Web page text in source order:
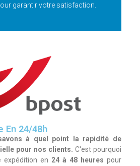
garantir votre satisfaction.
En 24/48h
à quel point la rapidité de
pour nos clients. C'est pourquoi
expédition en 24 à 48 heures pour